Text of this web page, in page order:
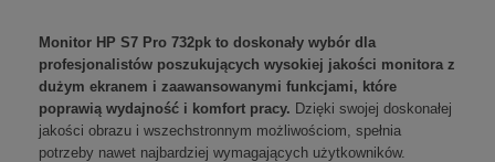
Monitor HP S7 Pro 732pk to doskonały wybór dla
profesjonalistów poszukujących wysokiej jakości monitora z
dużym ekranem i zaawansowanymi funkcjami, które
poprawią wydajność i komfort pracy. Dzięki swojej doskonałej
jakości obrazu i wszechstronnym możliwościom, spełnia
potrzeby nawet najbardziej wymagających użytkowników.